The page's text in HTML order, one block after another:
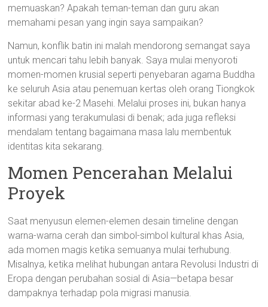
memuaskan? Apakah teman-teman dan guru akan
memahami pesan yang ingin saya sampaikan?
Namun, konflik batin ini malah mendorong semangat saya
untuk mencari tahu lebih banyak. Saya mulai menyoroti
momen-momen krusial seperti penyebaran agama Buddha
ke seluruh Asia atau penemuan kertas oleh orang Tiongkok
sekitar abad ke-2 Masehi. Melalui proses ini, bukan hanya
informasi yang terakumulasi di benak; ada juga refleksi
mendalam tentang bagaimana masa lalu membentuk
identitas kita sekarang.
Momen Pencerahan Melalui
Proyek
Saat menyusun elemen-elemen desain timeline dengan
warna-warna cerah dan simbol-simbol kultural khas Asia,
ada momen magis ketika semuanya mulai terhubung.
Misalnya, ketika melihat hubungan antara Revolusi Industri di
Eropa dengan perubahan sosial di Asia—betapa besar
dampaknya terhadap pola migrasi manusia.